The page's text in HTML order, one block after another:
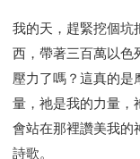
我的天，趕緊挖個坑
西，帶著三百萬以色
壓力了嗎？這真的是
量，祂是我的力量，
會站在那裡讚美我的
詩歌。